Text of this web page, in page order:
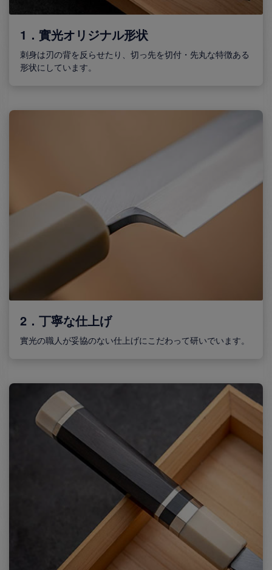
1．實光オリジナル形状
刺身は刃の背を反らせたり、切っ先を切付・先丸な特徴ある
形状にしています。
2．丁寧な仕上げ
實光の職人が妥協のない仕上げにこだわって研いでいます。